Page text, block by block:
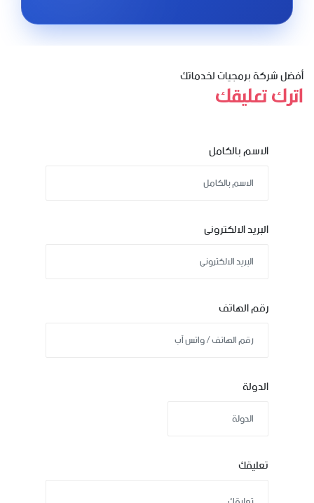
أفضل شركة برمجيات لخدماتك
اترك تعليقك
الاسم بالكامل
البريد الالكترونى
رقم الهاتف
الدولة
تعليقك